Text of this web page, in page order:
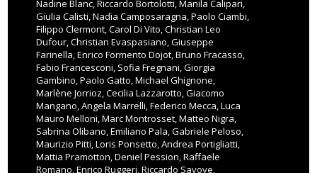
Nadine Blanc, Riccardo Bortolotti, Manila Calipari,
Giulia Calisti, Nadia Camposaragna, Paolo Ciambi,
Filippo Clermont, Carol Di Vito, Christian Leo
Dufour, Christian Evaspasiano, Giuseppe
Farinella, Enrico Formento Dojot, Bruno Fracasso,
Fabio Francesconi, Sofia Fregnani, Giorgia
Gambino, Paolo Gatto, Michael Ghignone,
Marlène Jorrioz, Cecilia Lazzarotto, Giacomo
Mangano, Angela Marrelli, Federico Mecca, Luca
Mauro Melloni, Marc Montrosset, Matteo Nigra,
Sabrina Olibano, Emiliano Pala, Gabriele Peloso,
Maurizio Pitti, Loris Ponsetto, Andrea Portigliatti,
Mattia Pramotton, Deniel Pession, Raffaele
Romano, Enrico Ruggeri, Riccardo Savoye,